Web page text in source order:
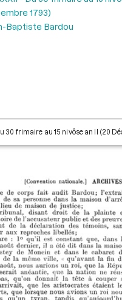
1793)
Baptiste Bardou
30 frimaire au 15 nivôse an II (20